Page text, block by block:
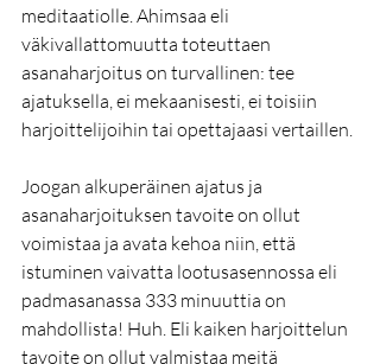
meditaatiolle. Ahimsaa eli
väkivallattomuutta toteuttaen
asanaharjoitus on turvallinen: tee
ajatuksella, ei mekaanisesti, ei toisiin
harjoittelijoihin tai opettajaasi vertaillen.
Joogan alkuperäinen ajatus ja
asanaharjoituksen tavoite on ollut
voimistaa ja avata kehoa niin, että
istuminen vaivatta lootusasennossa eli
padmasanassa 333 minuuttia on
mahdollista! Huh. Eli kaiken harjoittelun
tavoite on ollut valmistaa meitä